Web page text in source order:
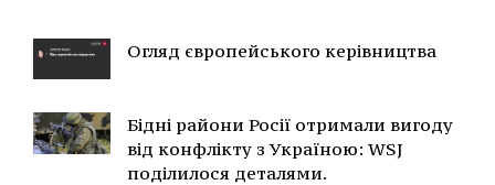
Огляд європейського керівництва
Бідні райони Росії отримали вигоду
від конфлікту з Україною: WSJ
поділилося деталями.